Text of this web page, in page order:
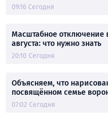
09:16 Сегодня
Масштабное отключение
августа: что нужно знать
20:10 Сегодня
Объясняем, что
посвящённом семье
07:02 Сегодня